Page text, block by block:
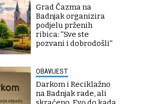
Grad Čazma na
Badnjak organizira
podjelu prženih
ribica: ''Sve ste
pozvani i dobrodošli''
OBAVIJEST
Darkom i Reciklažno
na Badnjak rade, ali